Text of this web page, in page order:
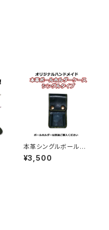
本革シングルボールホ
ルダーケース ハンドメ
イド品
¥3,500